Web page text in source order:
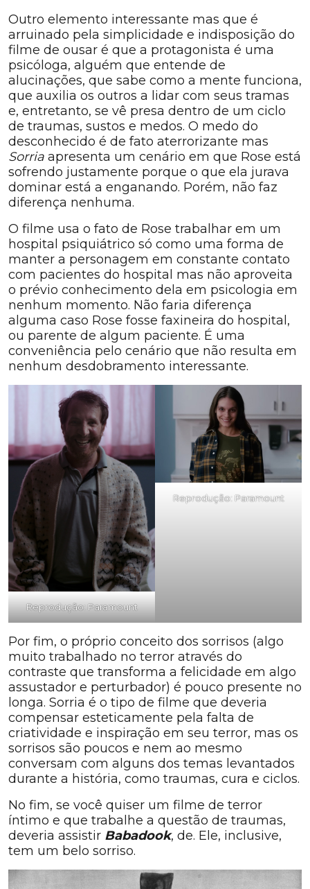
Outro elemento interessante mas que é
arruinado pela simplicidade e indisposição do
filme de ousar é que a protagonista é uma
psicóloga, alguém que entende de
alucinações, que sabe como a mente funciona,
que auxilia os outros a lidar com seus tramas
e, entretanto, se vê presa dentro de um ciclo
de traumas, sustos e medos. O medo do
desconhecido é de fato aterrorizante mas
Sorria apresenta um cenário em que Rose está
sofrendo justamente porque o que ela jurava
dominar está a enganando. Porém, não faz
diferença nenhuma.
O filme usa o fato de Rose trabalhar em um
hospital psiquiátrico só como uma forma de
manter a personagem em constante contato
com pacientes do hospital mas não aproveita
o prévio conhecimento dela em psicologia em
nenhum momento. Não faria diferença
alguma caso Rose fosse faxineira do hospital,
ou parente de algum paciente. É uma
conveniência pelo cenário que não resulta em
nenhum desdobramento interessante.
Reprodução: Paramount
Reprodução: Paramount
Por fim, o próprio conceito dos sorrisos (algo
muito trabalhado no terror através do
contraste que transforma a felicidade em algo
assustador e perturbador) é pouco presente no
longa. Sorria é o tipo de filme que deveria
compensar esteticamente pela falta de
criatividade e inspiração em seu terror, mas os
sorrisos são poucos e nem ao mesmo
conversam com alguns dos temas levantados
durante a história, como traumas, cura e ciclos.
No fim, se você quiser um filme de terror
íntimo e que trabalhe a questão de traumas,
deveria assistir Babadook, de. Ele, inclusive,
tem um belo sorriso.